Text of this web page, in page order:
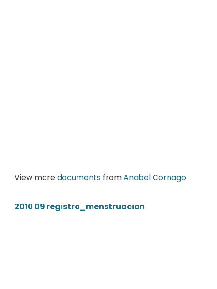
View moredocuments fromAnabel Cornago
2010 09 registro_menstruacion